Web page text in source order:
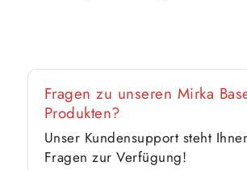
Fragen zu unseren Mirka
Produkten?
Unser Kundensupport steht
Fragen zur Verfügung!